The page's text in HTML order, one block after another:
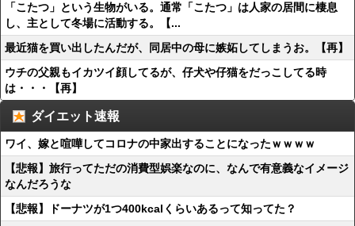
「こたつ」という生物がいる。通常「こたつ」は人家の居間に棲息
し、主として冬場に活動する。【...
最近猫を買い出したんだが、同居中の母に嫉妬してしまうお。【再】
ウチの父親もイカツイ顔してるが、仔犬や仔猫をだっこしてる時
は・・・【再】
ダイエット速報
ワイ、嫁と喧嘩してコロナの中家出することになったｗｗｗｗ
【悲報】旅行ってただの消費型娯楽なのに、なんで有意義なイメージ
なんだろうな
【悲報】ドーナツが1つ400kcalくらいあるって知ってた？